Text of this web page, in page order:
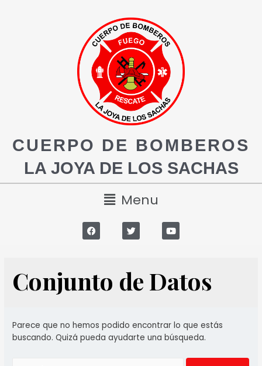
CUERPO DE BOMBEROS
LA JOYA DE LOS SACHAS
Menu
Conjunto de Datos
Parece que no hemos podido encontrar lo que estás
buscando. Quizá pueda ayudarte una búsqueda.